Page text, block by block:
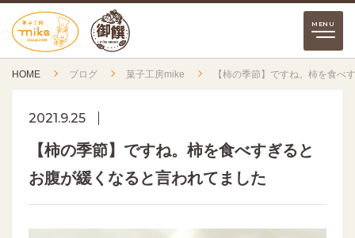
HOME ブログ 菓子工房mike 【柿の季節】ですね。柿を食べ
2021.9.25
【柿の季節】ですね。柿を食べすぎると
お腹が緩くなると言われてました